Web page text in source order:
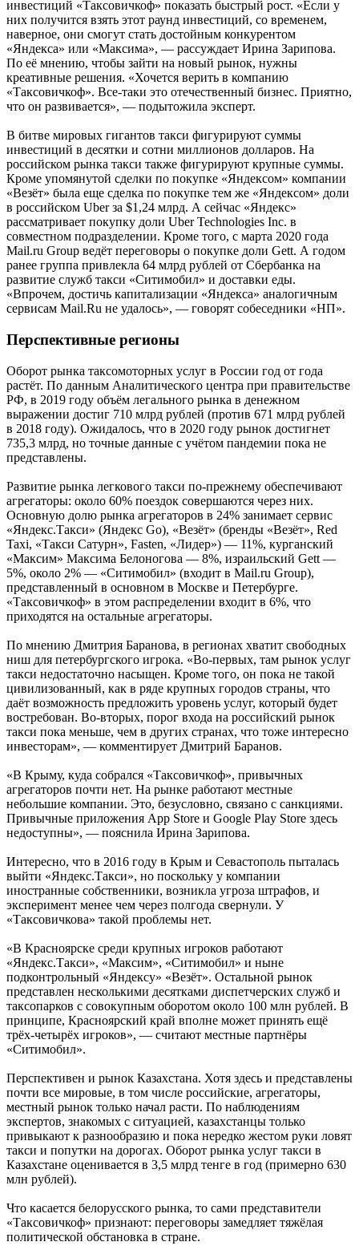
инвестиций «Таксовичкоф» показать быстрый рост. «Если у
них получится взять этот раунд инвестиций, со временем,
наверное, они смогут стать достойным конкурентом
«Яндекса» или «Максима», — рассуждает Ирина Зарипова.
По её мнению, чтобы зайти на новый рынок, нужны
креативные решения. «Хочется верить в компанию
«Таксовичкоф». Все-таки это отечественный бизнес. Приятно,
что он развивается», — подытожила эксперт.
В битве мировых гигантов такси фигурируют суммы
инвестиций в десятки и сотни миллионов долларов. На
российском рынка такси также фигурируют крупные суммы.
Кроме упомянутой сделки по покупке «Яндексом» компании
«Везёт» была еще сделка по покупке тем же «Яндексом» доли
в российском Uber за $1,24 млрд. А сейчас «Яндекс»
рассматривает покупку доли Uber Technologies Inc. в
совместном подразделении. Кроме того, с марта 2020 года
Mail.ru Group ведёт переговоры о покупке доли Gett. А годом
ранее группа привлекла 64 млрд рублей от Сбербанка на
развитие служб такси «Ситимобил» и доставки еды.
«Впрочем, достичь капитализации «Яндекса» аналогичным
сервисам Mail.Ru не удалось», — говорят собеседники «НП».
Перспективные регионы
Оборот рынка таксомоторных услуг в России год от года
растёт. По данным Аналитического центра при правительстве
РФ, в 2019 году объём легального рынка в денежном
выражении достиг 710 млрд рублей (против 671 млрд рублей
в 2018 году). Ожидалось, что в 2020 году рынок достигнет
735,3 млрд, но точные данные с учётом пандемии пока не
представлены.
Развитие рынка легкового такси по-прежнему обеспечивают
агрегаторы: около 60% поездок совершаются через них.
Основную долю рынка агрегаторов в 24% занимает сервис
«Яндекс.Такси» (Яндекс Go), «Везёт» (бренды «Везёт», Red
Taxi, «Такси Сатурн», Fasten, «Лидер») — 11%, курганский
«Максим» Максима Белоногова — 8%, израильский Gett —
5%, около 2% — «Ситимобил» (входит в Mail.ru Group),
представленный в основном в Москве и Петербурге.
«Таксовичкоф» в этом распределении входит в 6%, что
приходятся на остальные агрегаторы.
По мнению Дмитрия Баранова, в регионах хватит свободных
ниш для петербургского игрока. «Во-первых, там рынок услуг
такси недостаточно насыщен. Кроме того, он пока не такой
цивилизованный, как в ряде крупных городов страны, что
даёт возможность предложить уровень услуг, который будет
востребован. Во-вторых, порог входа на российский рынок
такси пока меньше, чем в других странах, что тоже интересно
инвесторам», — комментирует Дмитрий Баранов.
«В Крыму, куда собрался «Таксовичкоф», привычных
агрегаторов почти нет. На рынке работают местные
небольшие компании. Это, безусловно, связано с санкциями.
Привычные приложения App Store и Google Play Store здесь
недоступны», — пояснила Ирина Зарипова.
Интересно, что в 2016 году в Крым и Севастополь пыталась
выйти «Яндекс.Такси», но поскольку у компании
иностранные собственники, возникла угроза штрафов, и
эксперимент менее чем через полгода свернули. У
«Таксовичкова» такой проблемы нет.
«В Красноярске среди крупных игроков работают
«Яндекс.Такси», «Максим», «Ситимобил» и ныне
подконтрольный «Яндексу» «Везёт». Остальной рынок
представлен несколькими десятками диспетчерских служб и
таксопарков с совокупным оборотом около 100 млн рублей. В
принципе, Красноярский край вполне может принять ещё
трёх-четырёх игроков», — считают местные партнёры
«Ситимобил».
Перспективен и рынок Казахстана. Хотя здесь и представлены
почти все мировые, в том числе российские, агрегаторы,
местный рынок только начал расти. По наблюдениям
экспертов, знакомых с ситуацией, казахстанцы только
привыкают к разнообразию и пока нередко жестом руки ловят
такси и попутки на дорогах. Оборот рынка услуг такси в
Казахстане оценивается в 3,5 млрд тенге в год (примерно 630
млн рублей).
Что касается белорусского рынка, то сами представители
«Таксовичкоф» признают: переговоры замедляет тяжёлая
политической обстановка в стране.